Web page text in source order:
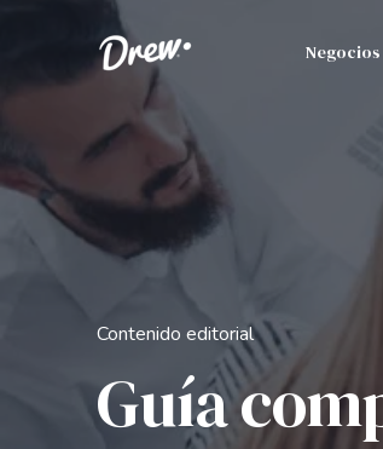
Negocios
Contenido editorial
Guía